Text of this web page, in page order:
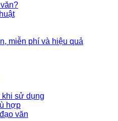
miễn phí và hiệu quả
sử dụng
hợp
văn